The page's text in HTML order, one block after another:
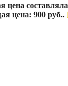
цена составляла
цена: 900 руб..